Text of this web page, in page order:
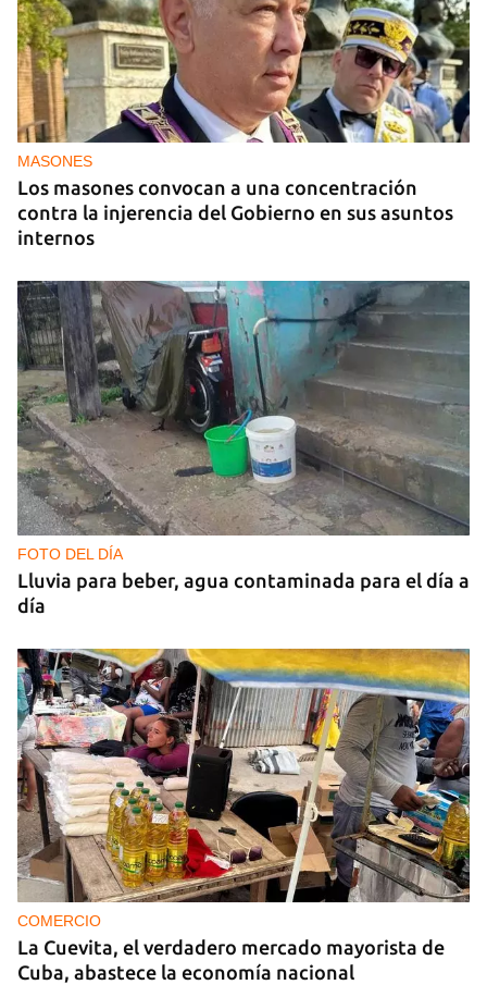
MASONES
Los masones convocan a una concentración
contra la injerencia del Gobierno en sus asuntos
internos
FOTO DEL DÍA
Lluvia para beber, agua contaminada para el día a
día
COMERCIO
La Cuevita, el verdadero mercado mayorista de
Cuba, abastece la economía nacional